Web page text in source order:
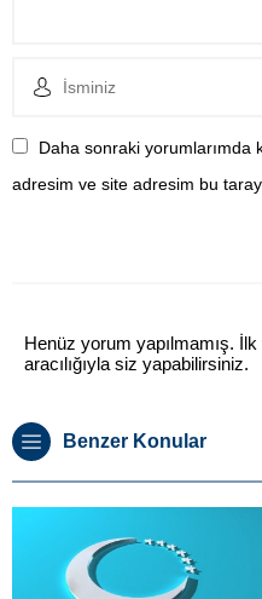
Daha sonraki yorumlarımda
adresim ve site adresim bu
Henüz yorum yapılmamış.
aracılığıyla siz yapabilirsiniz.
Benzer Konular